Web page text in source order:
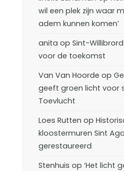
wil een plek zijn waar
adem kunnen komen’
anita op Sint-
voor de toekomst
Van Van Hoorde op
geeft groen licht voor
Toevlucht
Loes Rutten op
kloostermuren Sint
gerestaureerd
Stenhuis op ‘Het licht